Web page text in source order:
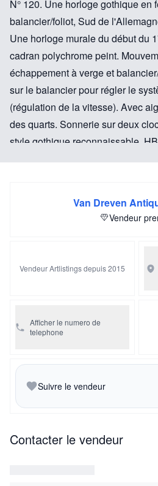
N° 120. Une horloge gothique en
balancier/foliot, Sud de
Une horloge murale du début du
cadran polychrome peint.
échappement à verge et
sur le balancier pour régler le
(régulation de la vitesse). Avec
des quarts. Sonnerie sur deux
style gothique reconnaissable.
Van Dreven
Vendeur
Vendeur Artlistings depuis 2015
Afficher le numero de
telephone
Suivre le vendeur
Contacter le vendeur